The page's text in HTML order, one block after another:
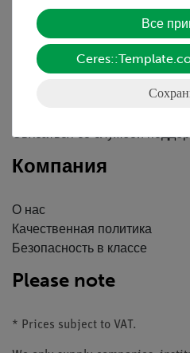
Обслуживание
Краткий обзор услуг
Скачать
Связаться со службой
Компания
О нас
Качественная политика
Безопасность в классе
Please note
* Prices subject to VAT.
Все